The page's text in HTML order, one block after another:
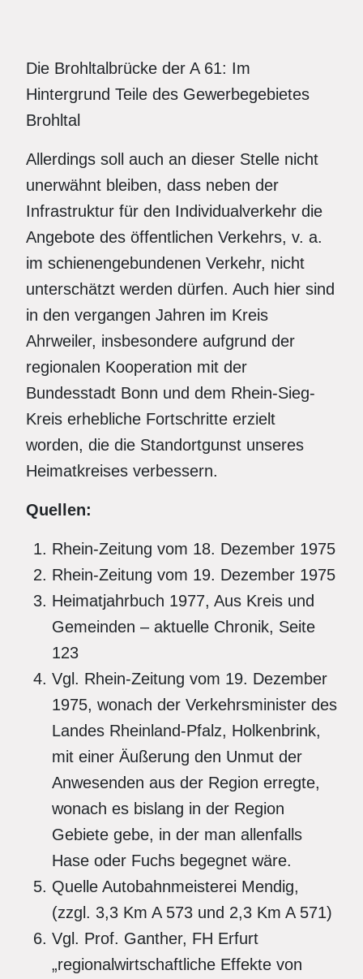
Die Brohltalbrücke der A 61: Im
Hintergrund Teile des Gewerbegebietes
Brohltal
Allerdings soll auch an dieser Stelle nicht
unerwähnt bleiben, dass neben der
Infrastruktur für den Individualverkehr die
Angebote des öffentlichen Verkehrs, v. a.
im schienengebundenen Verkehr, nicht
unterschätzt werden dürfen. Auch hier sind
in den vergangen Jahren im Kreis
Ahrweiler, insbesondere aufgrund der
regionalen Kooperation mit der
Bundesstadt Bonn und dem Rhein-Sieg-
Kreis erhebliche Fortschritte erzielt
worden, die die Standortgunst unseres
Heimatkreises verbessern.
Quellen:
Rhein-Zeitung vom 18. Dezember 1975
Rhein-Zeitung vom 19. Dezember 1975
Heimatjahrbuch 1977, Aus Kreis und
Gemeinden – aktuelle Chronik, Seite
123
Vgl. Rhein-Zeitung vom 19. Dezember
1975, wonach der Verkehrsminister des
Landes Rheinland-Pfalz, Holkenbrink,
mit einer Äußerung den Unmut der
Anwesenden aus der Region erregte,
wonach es bislang in der Region
Gebiete gebe, in der man allenfalls
Hase oder Fuchs begegnet wäre.
Quelle Autobahnmeisterei Mendig,
(zzgl. 3,3 Km A 573 und 2,3 Km A 571)
Vgl. Prof. Ganther, FH Erfurt
„regionalwirtschaftliche Effekte von